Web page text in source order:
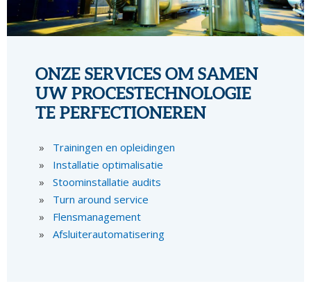
ONZE SERVICES OM SAMEN
UW PROCESTECHNOLOGIE
TE PERFECTIONEREN
Trainingen en opleidingen
Installatie optimalisatie
Stoominstallatie audits
Turn around service
Flensmanagement
Afsluiterautomatisering